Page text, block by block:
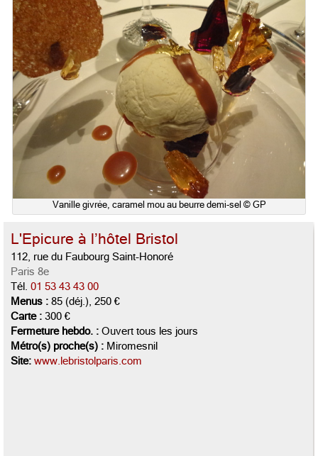
Vanille givrée, caramel mou au beurre demi-sel © GP
L'Epicure à l’hôtel Bristol
112, rue du Faubourg Saint-Honoré
Paris 8e
Tél. 01 53 43 43 00
Menus : 85 (déj.), 250 €
Carte : 300 €
Fermeture hebdo. : Ouvert tous les jours
Métro(s) proche(s) : Miromesnil
Site: www.lebristolparis.com